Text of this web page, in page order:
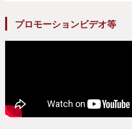
プロモーションビデオ等